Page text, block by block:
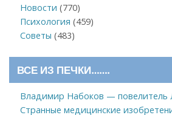
Новости (770)
Психология (459)
Советы (483)
ВСЕ ИЗ ПЕЧКИ…….
Владимир Набоков — повелитель
Странные медицинские